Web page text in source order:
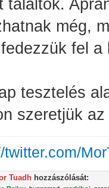
találtok.
még,
fel a
tesztelés
szeretjük
twitter.com/
Tuadh hozzászólását: